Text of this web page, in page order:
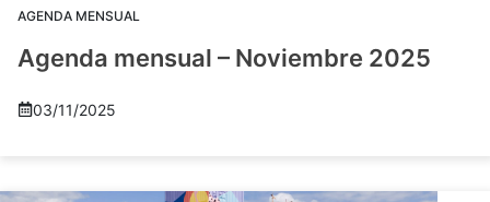
AGENDA MENSUAL
Agenda mensual – Noviembre 2025
03/11/2025